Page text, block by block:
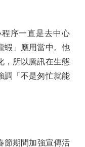
序一直是去中心
蝦」應用當中。他
，所以騰訊在生態
調「不是匆忙就能
期間加強宣傳活